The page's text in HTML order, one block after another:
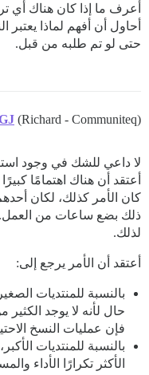
أعرف ما إذا كان هناك أي
أحاول أن أفهم لماذا يعتبر
حتى لو تم طلبه من قبل.
(Richard - Communiteq)
لا داعي للشك في وجود
أعتقد أن هناك اهتمامًا
ذلك بضع ساعات من العمل.
لذلك.
أعتقد أن الأمر يرجع إلى:
بالنسبة للمنتديات
حال لأنه لا يوجد الكثير
فإن عمليات النسخ
بالنسبة للمنتديات
الأكثر تكرارًا الأداء